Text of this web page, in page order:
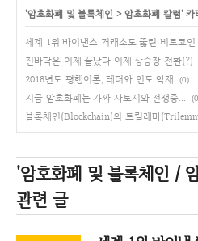
'암호화폐 및 블록체인 >암호화폐 칼럼' 카
세계 1위 바이낸스 거래소도 뚫린 비트코인
진바닥은 이제 끝났다 이제 상승장 전환(?)
2018년도 평행이론, 테더와 인도 악재 (0)
지금 암호화폐는 가짜 사토시와 전쟁중...
블록체인(Blockchain)의 트릴레마
'암호화폐 및 블록체인 /
관련 글